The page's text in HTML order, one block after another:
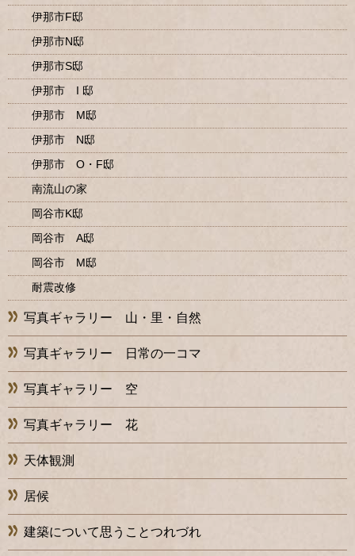
伊那市F邸
伊那市N邸
伊那市S邸
伊那市 I 邸
伊那市 M邸
伊那市 N邸
伊那市 O・F邸
南流山の家
岡谷市K邸
岡谷市 A邸
岡谷市 M邸
耐震改修
写真ギャラリー 山・里・自然
写真ギャラリー 日常の一コマ
写真ギャラリー 空
写真ギャラリー 花
天体観測
居候
建築について思うことつれづれ